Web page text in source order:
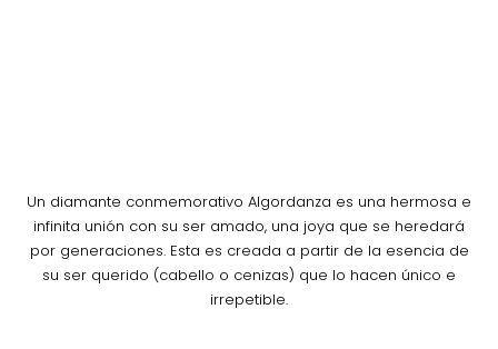
Un diamante conmemorativo Algordanza es una hermosa e
infinita unión con su ser amado, una joya que se heredará
por generaciones. Esta es creada a partir de la esencia de
su ser querido (cabello o cenizas) que lo hacen único e
irrepetible.